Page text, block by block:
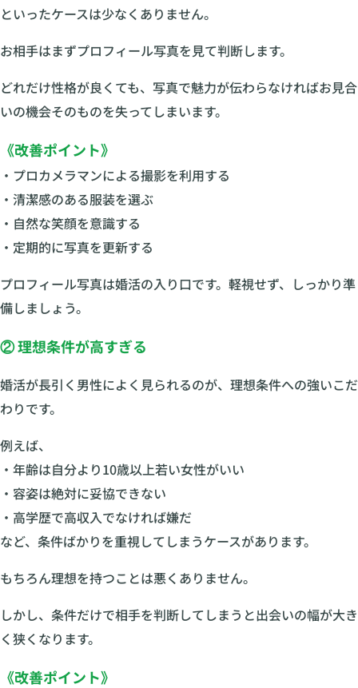
といったケースは少なくありません。
お相手はまずプロフィール写真を見て判断します。
どれだけ性格が良くても、写真で魅力が伝わらなければお見合
いの機会そのものを失ってしまいます。
《改善ポイント》
・プロカメラマンによる撮影を利用する
・清潔感のある服装を選ぶ
・自然な笑顔を意識する
・定期的に写真を更新する
プロフィール写真は婚活の入り口です。軽視せず、しっかり準
備しましょう。
② 理想条件が高すぎる
婚活が長引く男性によく見られるのが、理想条件への強いこだ
わりです。
例えば、
・年齢は自分より10歳以上若い女性がいい
・容姿は絶対に妥協できない
・高学歴で高収入でなければ嫌だ
など、条件ばかりを重視してしまうケースがあります。
もちろん理想を持つことは悪くありません。
しかし、条件だけで相手を判断してしまうと出会いの幅が大き
く狭くなります。
《改善ポイント》